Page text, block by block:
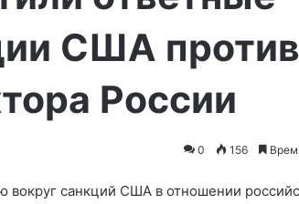
США против
России
0 156
вокруг санкций США в отношении
Россией в
востребован во
отсутствия
лидерства
желающих»
отсутствия